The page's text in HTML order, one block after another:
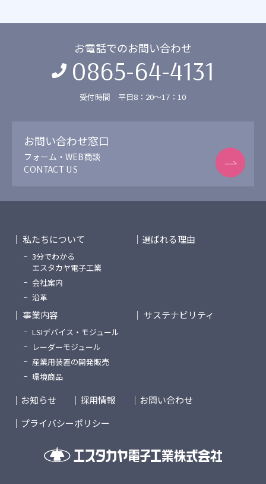
お電話でのお問い合わせ
0865-64-4131
受付時間 平日8：20〜17：10
お問い合わせ窓口
フォーム・WEB商談
CONTACT US
私たちについて
3分でわかる
エスタカヤ電子工業
会社案内
沿革
選ばれる理由
事業内容
LSIデバイス・モジュール
レーダーモジュール
産業用装置の開発販売
環境商品
サステナビリティ
お知らせ 採用情報
お問い合わせ
プライバシーポリシー